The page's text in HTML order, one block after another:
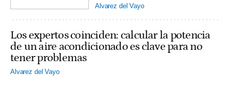
Alvarez del Vayo
Los expertos coinciden: calcular la potencia
de un aire acondicionado es clave para no
tener problemas
Alvarez del Vayo